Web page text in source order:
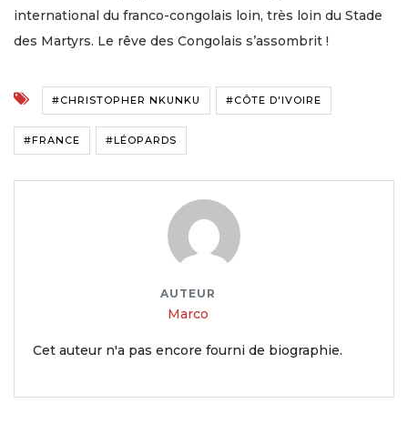
international du franco-congolais loin, très loin du Stade
des Martyrs. Le rêve des Congolais s’assombrit !
#CHRISTOPHER NKUNKU #CÔTE D'IVOIRE
#FRANCE #LÉOPARDS
AUTEUR
Marco
Cet auteur n'a pas encore fourni de biographie.